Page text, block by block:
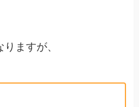
ますが、